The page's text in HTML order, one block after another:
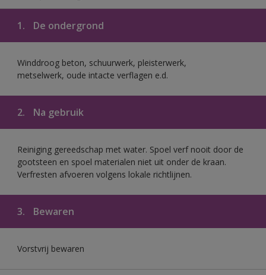
1. De ondergrond
Winddroog beton, schuurwerk, pleisterwerk,
metselwerk, oude intacte verflagen e.d.
2. Na gebruik
Reiniging gereedschap met water. Spoel verf nooit door de
gootsteen en spoel materialen niet uit onder de kraan.
Verfresten afvoeren volgens lokale richtlijnen.
3. Bewaren
Vorstvrij bewaren